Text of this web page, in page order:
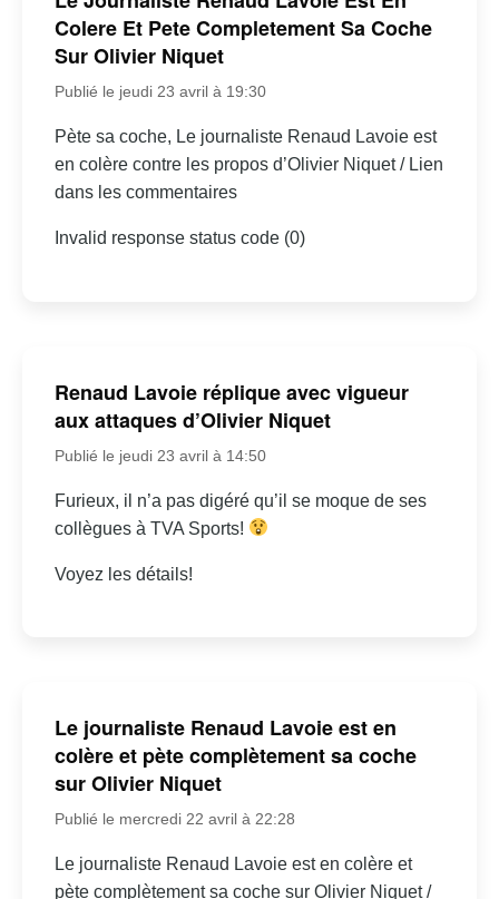
Colere Et Pete Completement Sa Coche
Sur Olivier Niquet
Publié le jeudi 23 avril à 19:30
Pète sa coche, Le journaliste Renaud Lavoie est
en colère contre les propos d’Olivier Niquet / Lien
dans les commentaires
Invalid response status code (0)
Renaud Lavoie réplique avec vigueur
aux attaques d’Olivier Niquet
Publié le jeudi 23 avril à 14:50
Furieux, il n’a pas digéré qu’il se moque de ses
collègues à TVA Sports!
Voyez les détails!
Le journaliste Renaud Lavoie est en
colère et pète complètement sa coche
sur Olivier Niquet
Publié le mercredi 22 avril à 22:28
Le journaliste Renaud Lavoie est en colère et
pète complètement sa coche sur Olivier Niquet /